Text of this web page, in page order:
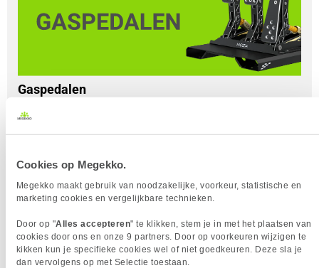
Cookies op Megekko.
Megekko maakt gebruik van noodzakelijke, voorkeur, statistische en
marketing cookies en vergelijkbare technieken.
Door op "Alles accepteren" te klikken, stem je in met het plaatsen van
cookies door ons en onze 9 partners. Door op voorkeuren wijzigen te
kikken kun je specifieke cookies wel of niet goedkeuren. Deze sla je
dan vervolgens op met Selectie toestaan.
Gaspedalen
houden bij het kiezen van je pedalen. Met de pedalen is het
belangrijk dat er in ieder geval twee pedalen aanwezig zijn:
In sommige gevallen zit er een derde pedaal bij om te
schakelen (de koppeling), maar vaak is deze mogelijkheid
ook aanwezig op het stuur. Er zijn verschillende soorten
verschillende manieren hoe ver het pedaal is ingedrukt.
Potentiometer: meet de positie van het pedaal met een